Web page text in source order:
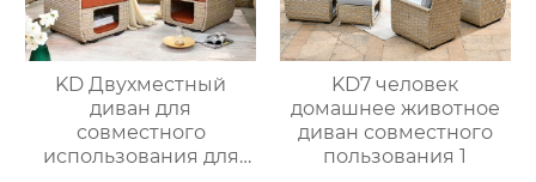
KD Двухместный
диван для
совместного
использования для
KD7 человек
домашнее животное
диван совместного
пользования 1